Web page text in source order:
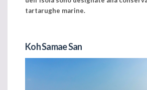
tartarughe marine.
Koh Samae San